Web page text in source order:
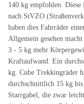
140 kg empfohlen.
nach StVZO
haben dies Fahrräder
Allgemein gesehen
3 - 5 kg mehr
Kraftaufwand. Ein
kg. Cube Trekkingräder
durchschnittlich 15 kg
Starrgabel, die zwar